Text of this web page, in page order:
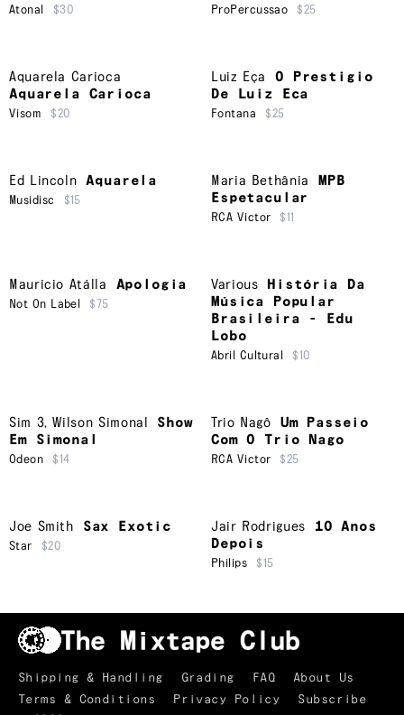
Atonal $30 ProPercussao $25
Aquarela Carioca
Aquarela Carioca
Visom $20
Luiz Eça
O Prestigio
De Luiz Eca
Fontana $25
Ed Lincoln Aquarela
Musidisc $15
Maria Bethânia
MPB
Espetacular
RCA Victor $11
Mauricio Atálla Apologia
Not On Label $75
Various
História Da
Música Popular
Brasileira - Edu
Lobo
Abril Cultural $10
Sim 3,Wilson Simonal
Show
Em Simonal
Odeon $14
Trio Nagô
Um Passeio
Com O Trio Nago
RCA Victor $25
Joe Smith Sax Exotic
Star $20
Jair Rodrigues
10 Anos
Depois
Philips $15
Shipping & Handling Grading FAQ
About Us
Terms & Conditions
Privacy Policy
Subscribe